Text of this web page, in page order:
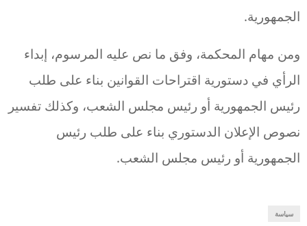
الجمهورية.
ومن مهام المحكمة، وفق ما نص عليه المرسوم، إبداء
الرأي في دستورية اقتراحات القوانين بناء على طلب
رئيس الجمهورية أو رئيس مجلس الشعب، وكذلك تفسير
نصوص الإعلان الدستوري بناء على طلب رئيس
الجمهورية أو رئيس مجلس الشعب.
سياسة